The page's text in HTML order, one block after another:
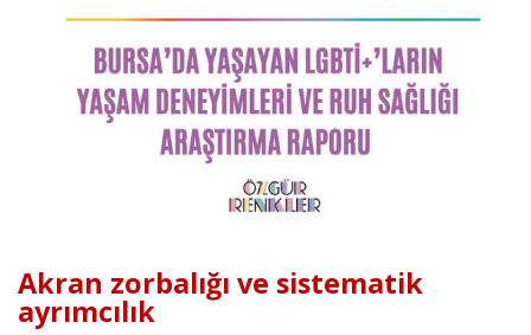
Akran zorbalığı ve sistematik
ayrımcılık